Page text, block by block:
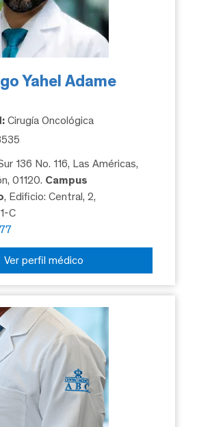
Yahel Adame
Cirugía Oncológica
136 No. 116, Las Américas,
01120. Campus
, Edificio: Central, 2,
C
Ver perfil médico